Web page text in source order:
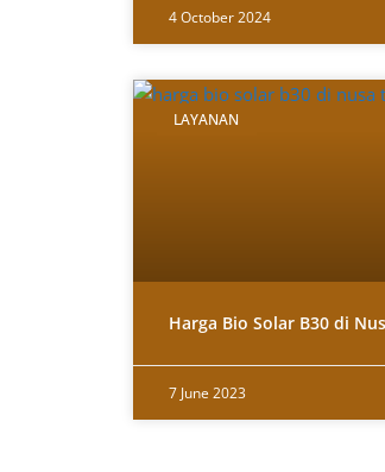
4 October 2024
LAYANAN
Harga Bio Solar B30 di
7 June 2023